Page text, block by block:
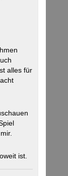
alles für
ist.